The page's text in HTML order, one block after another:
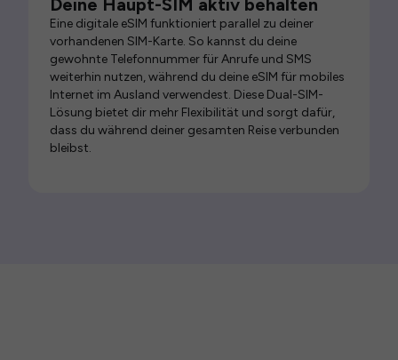
Deine Haupt-SIM aktiv behalten
Eine digitale eSIM funktioniert parallel zu deiner
vorhandenen SIM-Karte. So kannst du deine
gewohnte Telefonnummer für Anrufe und SMS
weiterhin nutzen, während du deine eSIM für mobiles
Internet im Ausland verwendest. Diese Dual-SIM-
Lösung bietet dir mehr Flexibilität und sorgt dafür,
dass du während deiner gesamten Reise verbunden
bleibst.